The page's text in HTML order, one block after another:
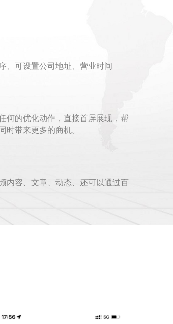
、可设置公司地址、营业时间
何的优化动作，直接首屏展现，帮
带来更多的商机。
内容、文章、动态、还可以通过百